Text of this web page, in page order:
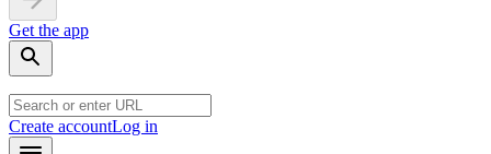
Get the app
Create accountLog in